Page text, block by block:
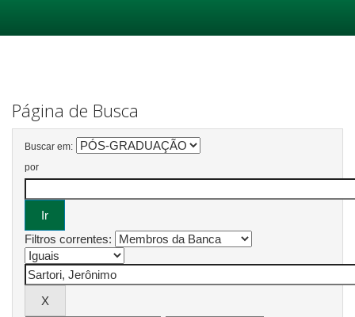
Página de Busca
Buscar em:
por
Filtros correntes: